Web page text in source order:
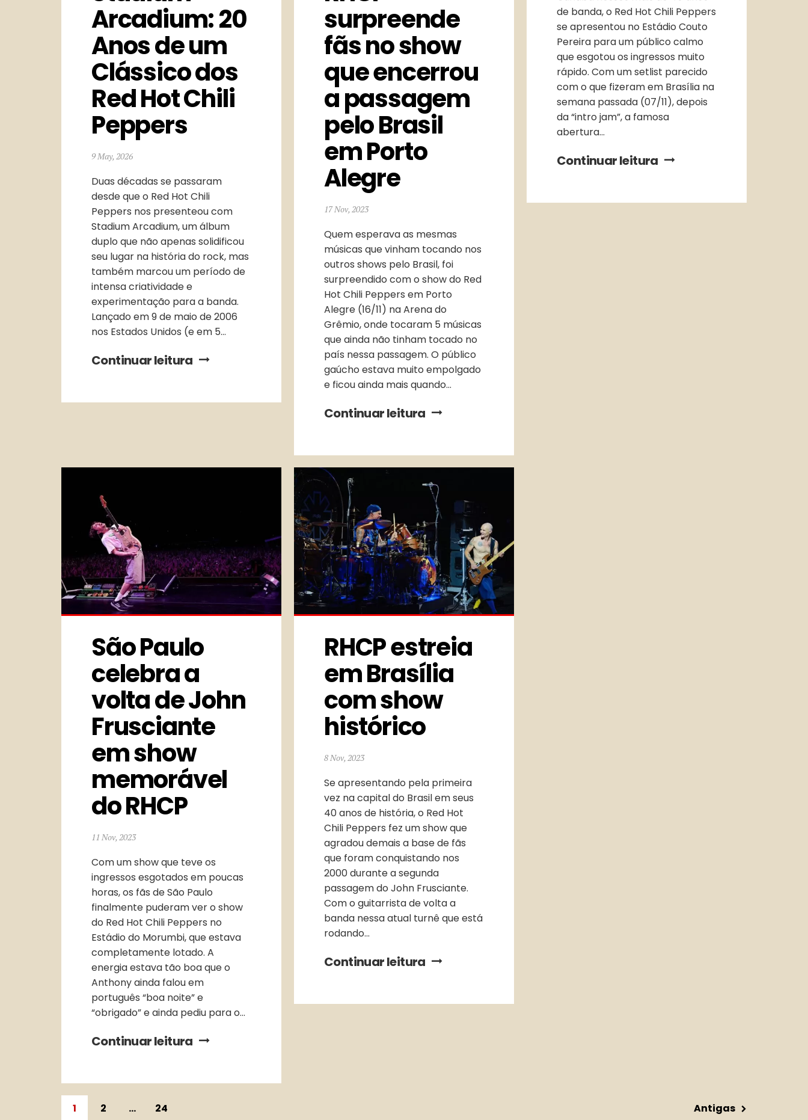
Arcadium: 20
Anos de um
Clássico dos
Red Hot Chili
Peppers
9 May, 2026
Duas décadas se passaram
desde que o Red Hot Chili
Peppers nos presenteou com
Stadium Arcadium, um álbum
duplo que não apenas solidificou
seu lugar na história do rock, mas
também marcou um período de
intensa criatividade e
experimentação para a banda.
Lançado em 9 de maio de 2006
nos Estados Unidos (e em 5...
Continuar leitura
surpreende
fãs no show
que encerrou
a passagem
pelo Brasil
em Porto
Alegre
17 Nov, 2023
Quem esperava as mesmas
músicas que vinham tocando nos
outros shows pelo Brasil, foi
surpreendido com o show do Red
Hot Chili Peppers em Porto
Alegre (16/11) na Arena do
Grêmio, onde tocaram 5 músicas
que ainda não tinham tocado no
país nessa passagem. O público
gaúcho estava muito empolgado
e ficou ainda mais quando...
Continuar leitura
de banda, o Red Hot Chili Peppers
se apresentou no Estádio Couto
Pereira para um público calmo
que esgotou os ingressos muito
rápido. Com um setlist parecido
com o que fizeram em Brasília na
semana passada (07/11), depois
da “intro jam”, a famosa
abertura...
Continuar leitura
São Paulo
celebra a
volta de John
Frusciante
em show
memorável
do RHCP
11 Nov, 2023
Com um show que teve os
ingressos esgotados em poucas
horas, os fãs de São Paulo
finalmente puderam ver o show
do Red Hot Chili Peppers no
Estádio do Morumbi, que estava
completamente lotado. A
energia estava tão boa que o
Anthony ainda falou em
português “boa noite” e
“obrigado” e ainda pediu para o...
Continuar leitura
RHCP estreia
em Brasília
com show
histórico
8 Nov, 2023
Se apresentando pela primeira
vez na capital do Brasil em seus
40 anos de história, o Red Hot
Chili Peppers fez um show que
agradou demais a base de fãs
que foram conquistando nos
2000 durante a segunda
passagem do John Frusciante.
Com o guitarrista de volta a
banda nessa atual turnê que está
rodando...
Continuar leitura
1 2 … 24 Antigas